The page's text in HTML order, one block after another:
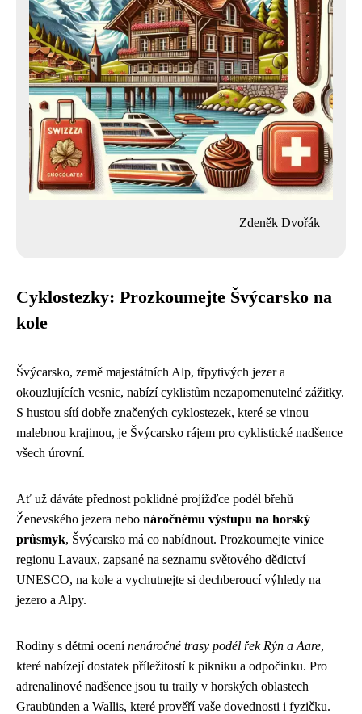
Zdeněk Dvořák
Cyklostezky: Prozkoumejte Švýcarsko na
kole
Švýcarsko, země majestátních Alp, třpytivých jezer a
okouzlujících vesnic, nabízí cyklistům nezapomenutelné zážitky.
S hustou sítí dobře značených cyklostezek, které se vinou
malebnou krajinou, je Švýcarsko rájem pro cyklistické nadšence
všech úrovní.
Ať už dáváte přednost poklidné projížďce podél břehů
Ženevského jezera nebo náročnému výstupu na horský
průsmyk, Švýcarsko má co nabídnout. Prozkoumejte vinice
regionu Lavaux, zapsané na seznamu světového dědictví
UNESCO, na kole a vychutnejte si dechberoucí výhledy na
jezero a Alpy.
Rodiny s dětmi ocenínenáročné trasy podél řek Rýn a Aare,
které nabízejí dostatek příležitostí k pikniku a odpočinku. Pro
adrenalinové nadšence jsou tu traily v horských oblastech
Graubünden a Wallis, které prověří vaše dovednosti i fyzičku.